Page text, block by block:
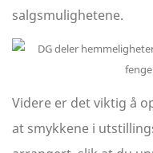
salgsmulighetene.
Videre er det viktig å
at smykkene i